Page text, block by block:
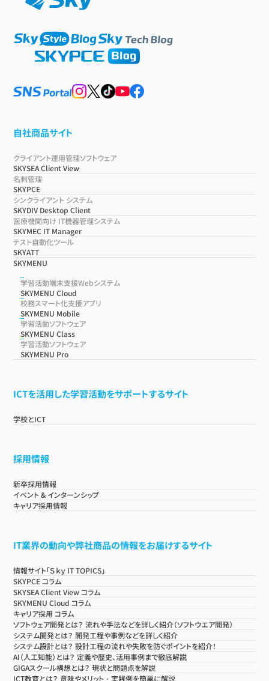
自社商品サイト
クライアント運用管理ソフトウェア
SKYSEA Client View
名刺管理
SKYPCE
シンクライアント システム
SKYDIV Desktop Client
医療機関向け IT機器管理システム
SKYMEC IT Manager
テスト自動化ツール
SKYATT
SKYMENU
学習活動端末支援Webシステム
SKYMENU Cloud
校務スマート化支援アプリ
SKYMENU Mobile
学習活動ソフトウェア
SKYMENU Class
学習活動ソフトウェア
SKYMENU Pro
ICTを活用した学習活動をサポートするサイト
学校とICT
採用情報
新卒採用情報
イベント & インターンシップ
キャリア採用情報
IT業界の動向や弊社商品の情報をお届けするサイト
情報サイト「Ｓｋｙ IT TOPICS」
SKYPCE コラム
SKYSEA Client View コラム
SKYMENU Cloud コラム
キャリア採用 コラム
ソフトウェア開発とは？ 流れや手法などを詳しく紹介（ソフトウエア開発）
システム開発とは？ 開発工程や事例などを詳しく紹介
システム設計とは？ 設計工程の流れや失敗を防ぐポイントを紹介！
AI（人工知能）とは？ 定義や歴史、活用事例まで徹底解説
GIGAスクール構想とは？ 現状と問題点を解説
ICT教育とは？ 意味やメリット・実践例を簡単に解説